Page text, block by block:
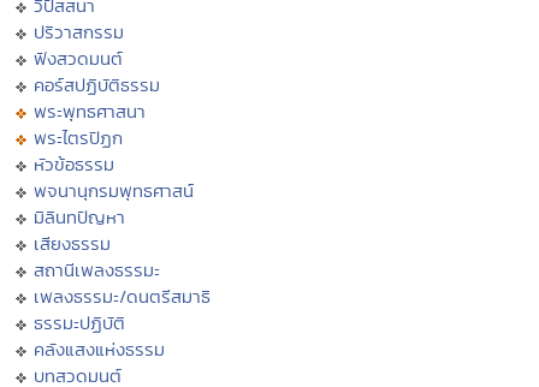
วิปัสสนา
ปริวาสกรรม
ฟังสวดมนต์
คอร์สปฏิบัติธรรม
พระพุทธศาสนา
พระไตรปิฏก
หัวข้อธรรม
พจนานุกรมพุทธศาสน์
มิลินทปัญหา
เสียงธรรม
สถานีเพลงธรรมะ
เพลงธรรมะ/ดนตรีสมาธิ
ธรรมะปฏิบัติ
คลังแสงแห่งธรรม
บทสวดมนต์